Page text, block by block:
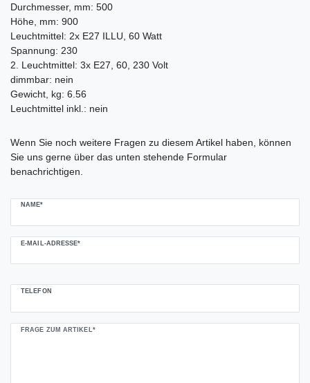
Durchmesser, mm: 500
Höhe, mm: 900
Leuchtmittel: 2x E27 ILLU, 60 Watt
Spannung: 230
2. Leuchtmittel: 3x E27, 60, 230 Volt
dimmbar: nein
Gewicht, kg: 6.56
Leuchtmittel inkl.: nein
Wenn Sie noch weitere Fragen zu diesem Artikel haben, können
Sie uns gerne über das unten stehende Formular
benachrichtigen.
NAME*
E-MAIL-ADRESSE*
TELEFON
FRAGE ZUM ARTIKEL*